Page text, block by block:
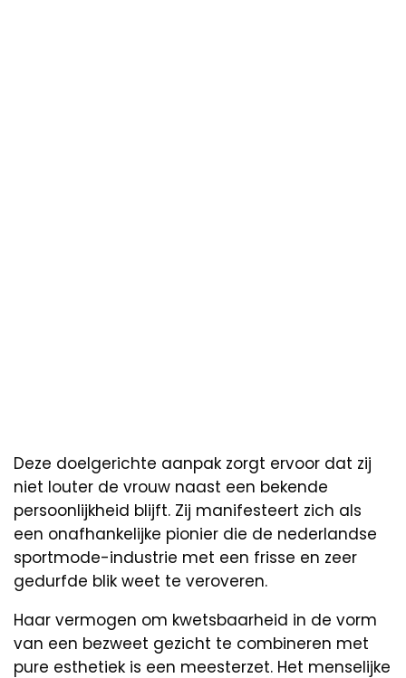
Deze doelgerichte aanpak zorgt ervoor dat zij
niet louter de vrouw naast een bekende
persoonlijkheid blijft. Zij manifesteert zich als
een onafhankelijke pionier die de nederlandse
sportmode-industrie met een frisse en zeer
gedurfde blik weet te veroveren.
Haar vermogen om kwetsbaarheid in de vorm
van een bezweet gezicht te combineren met
pure esthetiek is een meesterzet. Het menselijke